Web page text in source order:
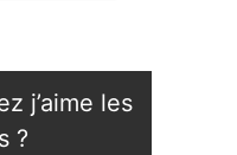
j’aime les
?